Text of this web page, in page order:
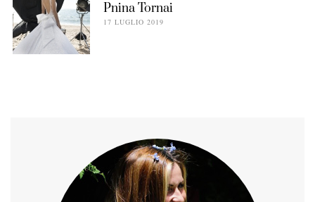
Pnina Tornai
17 LUGLIO 2019